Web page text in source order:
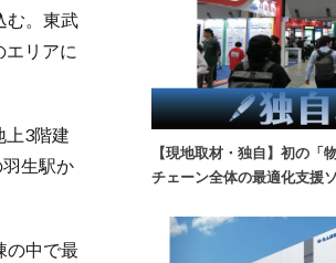
む。東武
リアに
3階建
生駅か
の中で最
【現地取材・独自】初の「
チェーン全体の最適化支援